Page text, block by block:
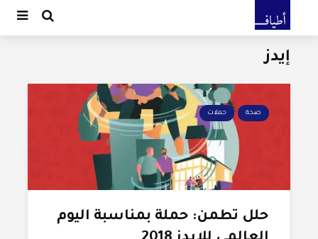
إيدز
صحة حملات
حلل تطمن: حملة بمناسبة اليوم